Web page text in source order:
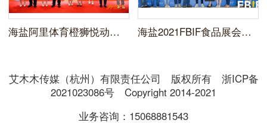
海盐阿里体育橙狮悦动开业典礼拍摄照片直播 海盐2021FBIF食品展会现场拍摄照片直播
艾木木传媒（杭州）有限责任公司 版权所有 浙ICP备
2021023086号 Copyright 2014-2021
业务咨询：15068881543